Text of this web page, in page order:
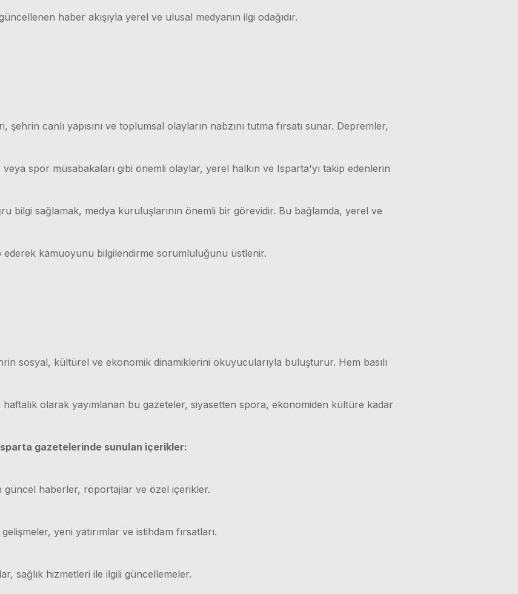
haber akışıyla yerel ve ulusal medyanın ilgi odağıdır.
canlı yapısını ve toplumsal olayların nabzını tutma fırsatı sunar. Depremler,
spor müsabakaları gibi önemli olaylar, yerel halkın ve Isparta'yı takip edenlerin
bilgi sağlamak, medya kuruluşlarının önemli bir görevidir. Bu bağlamda, yerel ve
ederek kamuoyunu bilgilendirme sorumluluğunu üstlenir.
sosyal, kültürel ve ekonomik dinamiklerini okuyucularıyla buluşturur. Hem basılı
olarak yayımlanan bu gazeteler, siyasetten spora, ekonomiden kültüre kadar
gazetelerinde sunulan içerikler:
güncel haberler, röportajlar ve özel içerikler.
yeni yatırımlar ve istihdam fırsatları.
sağlık hizmetleri ile ilgili güncellemeler.